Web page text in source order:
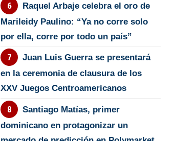
Raquel Arbaje celebra el oro de
Marileidy Paulino: “Ya no corre solo
por ella, corre por todo un país”
Juan Luis Guerra se presentará
en la ceremonia de clausura de los
XXV Juegos Centroamericanos
Santiago Matías, primer
dominicano en protagonizar un